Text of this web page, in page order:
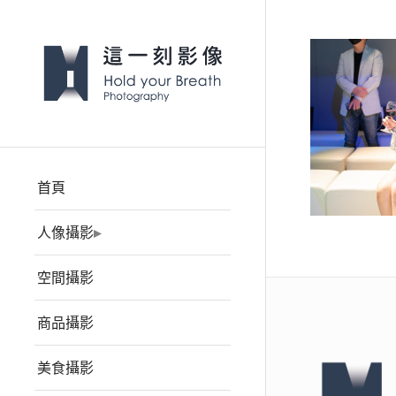
首頁
人像攝影
空間攝影
商品攝影
美食攝影